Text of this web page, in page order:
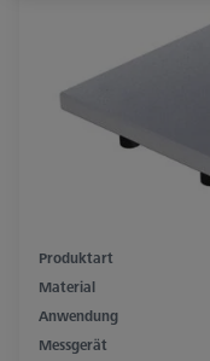
Produktart
Material
Anwendung
Messgerät